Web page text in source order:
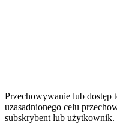
Przechowywanie lub dostęp
uzasadnionego celu
subskrybent lub użytkownik.